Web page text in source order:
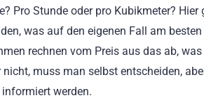
Pro Stunde oder pro Kubikmeter? Hier
was auf den eigenen Fall am
rechnen vom Preis aus das ab,
muss man selbst entscheiden,
werden.